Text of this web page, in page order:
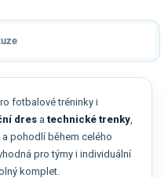
fotbalové tréninky i
dres a technické trenky
pohodlí během celého
pro týmy i individuální
komplet.